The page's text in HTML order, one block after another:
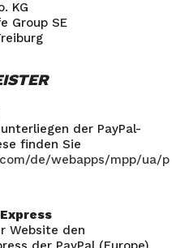
KG
Group SE
der PayPal-
finden Sie
de/webapps/mpp/ua/p
Website den